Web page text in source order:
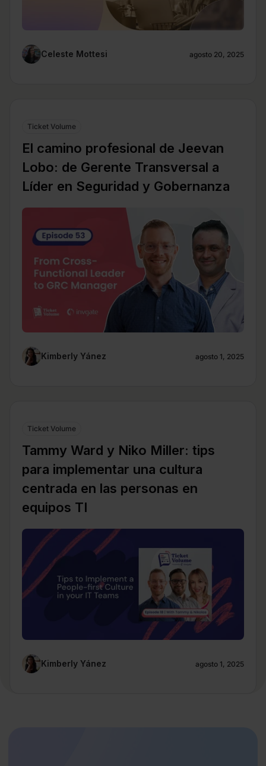
Celeste Mottesi agosto 20, 2025
Ticket Volume
El camino profesional de Jeevan
Lobo: de Gerente Transversal a
Líder en Seguridad y Gobernanza
Kimberly Yánez agosto 1, 2025
Ticket Volume
Tammy Ward y Niko Miller: tips
para implementar una cultura
centrada en las personas en
equipos TI
Kimberly Yánez agosto 1, 2025